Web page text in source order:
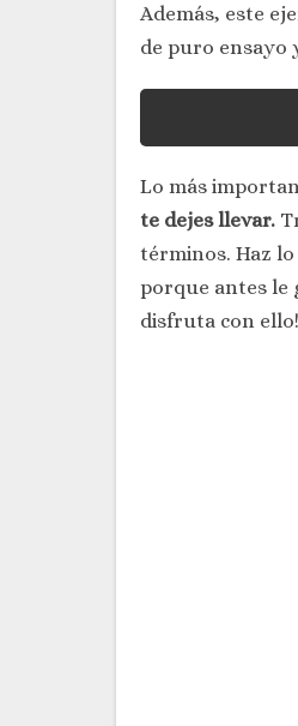
Además, este
de puro ensayo
Lo más
te dejes llevar.
términos. Haz
porque antes le
disfruta con ello!